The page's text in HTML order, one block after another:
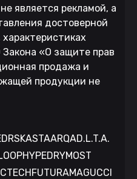
является рекламой, а
достоверной
Закона «О защите прав
продажа и
продукции не
KASTAARQAD.L.T.A.
HYPEDRYMOST
FUTURAMAGUCCI